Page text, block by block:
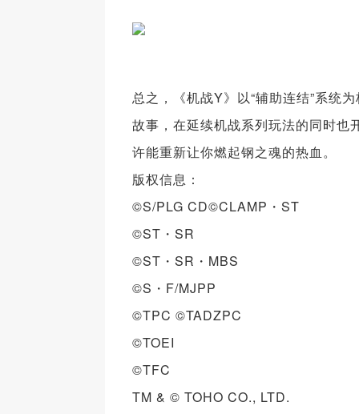
总之，《机战Y》以“辅助连结”系统
故事，在延续机战系列玩法的同时也
许能重新让你燃起钢之魂的热血。
版权信息：
©S/PLG CD©CLAMP・ST
©ST・SR
©ST・SR・MBS
©S・F/MJPP
©TPC ©TADZPC
©TOEI
©TFC
TM & © TOHO CO., LTD.